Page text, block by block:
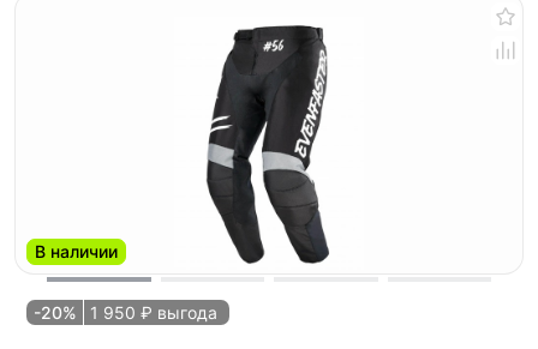
В наличии
-20% 1 950 ₽ выгода